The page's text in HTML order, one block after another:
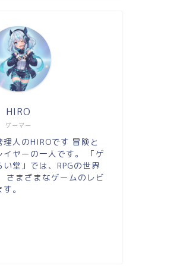
ゲーマー
HIRO
理人のHIROです 冒険と
ヤーの一人です。 「ゲ
堂」では、RPGの世界
さまざまなゲームのレビ
。